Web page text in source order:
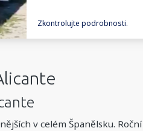
Zkontrolujte podrobnosti.
v celém Španělsku.